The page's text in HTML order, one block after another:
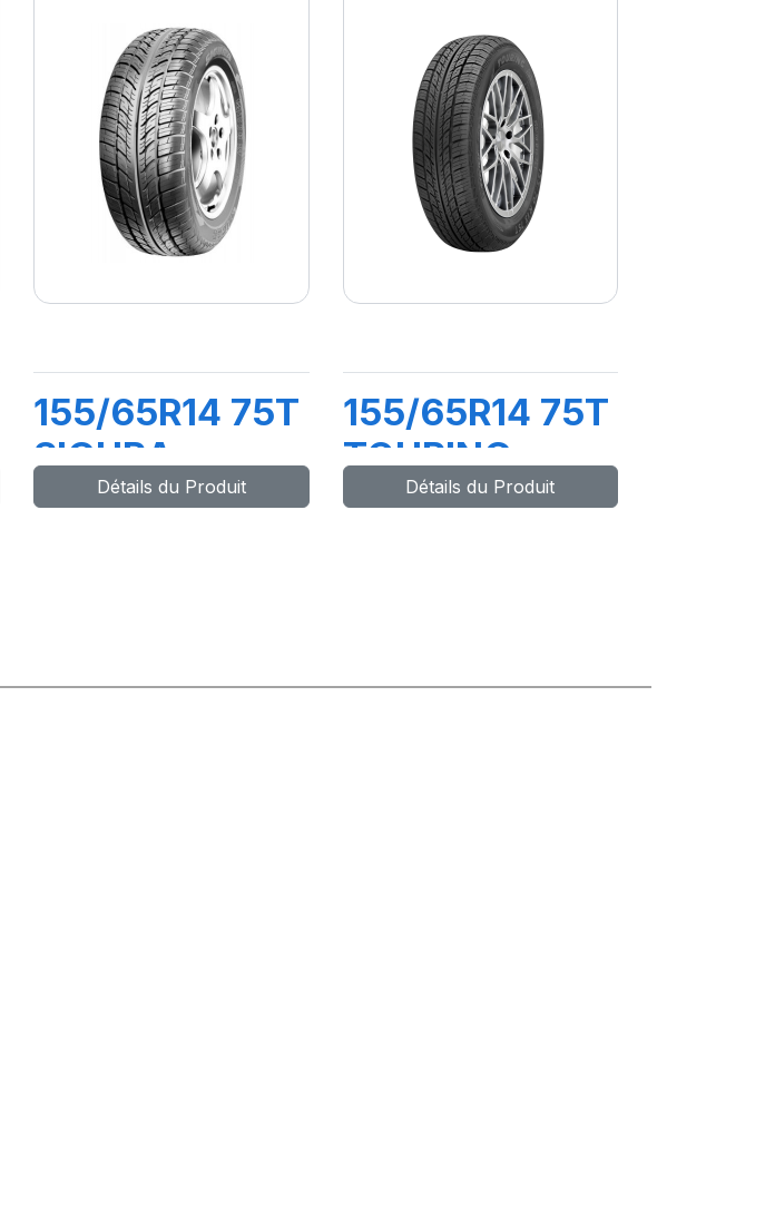
155/65R14 75T
SIGURA
Détails du Produit
155/65R14 75T
TOURING
Détails du Produit